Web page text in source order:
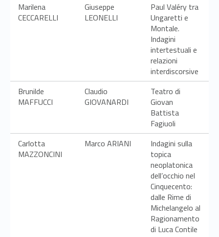
Marilena
CECCARELLI
Giuseppe
LEONELLI
Paul Valéry tra
Ungaretti e
Montale.
Indagini
intertestuali e
relazioni
interdiscorsive
Brunilde
MAFFUCCI
Claudio
GIOVANARDI
Teatro di
Giovan
Battista
Fagiuoli
Carlotta
MAZZONCINI
Marco ARIANI
Indagini sulla
topica
neoplatonica
dell’occhio nel
Cinquecento:
dalle Rime di
Michelangelo al
Ragionamento
di Luca Contile